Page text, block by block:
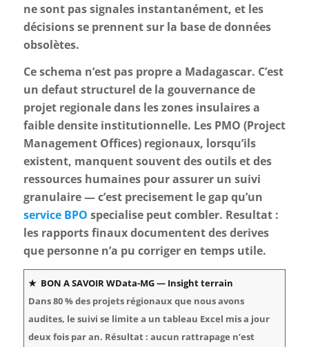
ne sont pas signales instantanément, et les
décisions se prennent sur la base de données
obsolètes.
Ce schema n’est pas propre a Madagascar. C’est
un defaut structurel de la gouvernance de
projet regionale dans les zones insulaires a
faible densite institutionnelle. Les PMO (Project
Management Offices) regionaux, lorsqu’ils
existent, manquent souvent des outils et des
ressources humaines pour assurer un suivi
granulaire — c’est precisement le gap qu’un
service BPO specialise peut combler. Resultat :
les rapports finaux documentent des derives
que personne n’a pu corriger en temps utile.
★ BON A SAVOIR WData-MG — Insight terrain
Dans 80 % des projets régionaux que nous avons
audites, le suivi se limite a un tableau Excel mis a jour
deux fois par an. Résultat : aucun rattrapage n’est